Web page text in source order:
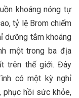
khoáng nóng tự
tỷ lệ Brom chiếm
dưỡng tắm khoáng
một trong ba địa
trên thế giới. Đây
có một kỳ nghỉ
phục hồi sức khỏe,